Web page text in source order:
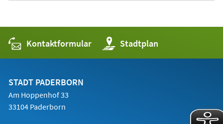
Kontaktformular Stadtplan
(Öffnet
in
einem
STADT PADERBORN
Am Hoppenhof 33
33104 Paderborn